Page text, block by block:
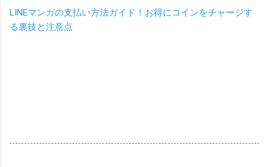
LINEマンガの支払い方法ガイド！お得にコインをチャージす
る裏技と注意点